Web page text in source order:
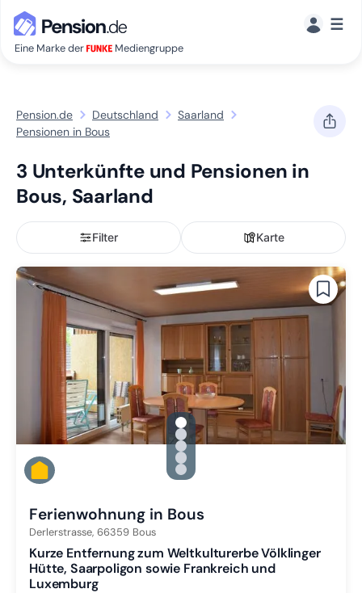
Eine Marke der Mediengruppe
☰
Pension.de Deutschland
Saarland
Pensionen in Bous
3 Unterkünfte und Pensionen in
Bous, Saarland
Filter Karte
gallery.slide_selector
Zu Slide 1 wechseln
Zu Slide 2 wechseln
Zu Slide 3 wechseln
Zu Slide 4 wechseln
Zu Slide 5 wechseln
Ferienwohnung in Bous
Derlerstrasse, 66359 Bous
Kurze Entfernung zum Weltkulturerbe Völklinger
Hütte, Saarpoligon sowie Frankreich und
Luxemburg